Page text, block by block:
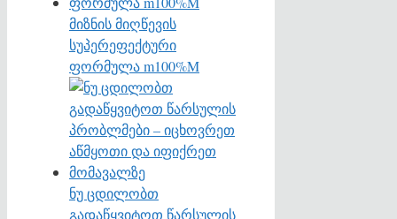
მიზნის მიღწევის
სუპერეფექტური
ფორმულა m100%M
ნუ ცდილობთ
გადაწყვიტოთ წარსულის